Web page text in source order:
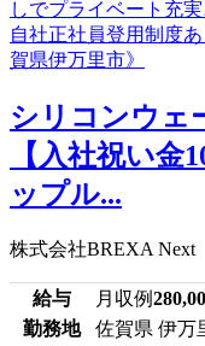
シリコンウェ
【入社祝い金
ップル...
株式会社BREXA Next
給与 月収例
勤務地
佐賀県 伊万